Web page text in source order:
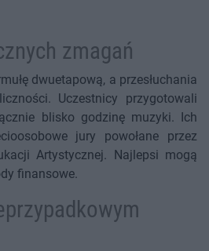
zmagań
dwuetapową, a przesłuchania
Uczestnicy przygotowali
blisko godzinę muzyki. Ich
jury powołane przez
Artystycznej. Najlepsi mogą
finansowe.